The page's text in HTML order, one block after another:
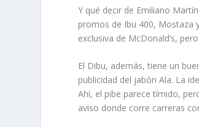
Y qué decir de Emiliano
promos de Ibu 400, Mostaza
exclusiva de McDonald’s,
El Dibu, además, tiene un
publicidad del jabón Ala. La
Ahí, el pibe parece tímido,
aviso donde corre carreras